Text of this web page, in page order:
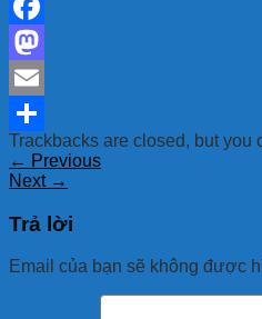
Facebook
Mastodon
Email
Share
Trackbacks are closed, but you
← Previous
Next →
Trả lời
Email của bạn sẽ không được